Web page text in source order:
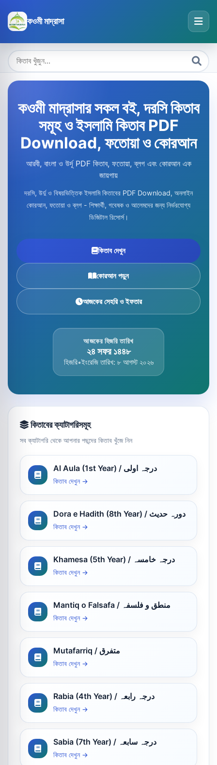
কওমী মাদ্রাসা
কওমী মাদ্রাসার সকল বই, দরসি কিতাব
সমূহ ও ইসলামি কিতাব PDF
Download, ফতোয়া ও কোরআন
আরবী, বাংলা ও উর্দূ PDF কিতাব, ফতোয়া, ব্লগ এবং কোরআন এক
জায়গায়
দরসি, উর্দু ও বিষয়ভিত্তিক ইসলামি কিতাবের PDF Download, অনলাইন
কোরআন, ফতোয়া ও ব্লগ - শিক্ষার্থী, গবেষক ও আলেমদের জন্য নির্ভরযোগ্য
ডিজিটাল রিসোর্স।
কিতাব দেখুন
কোরআন পড়ুন
আজকের সেহরি ও ইফতার
আজকের হিজরি তারিখ
২৪ সফর ১৪৪৮
হিজরি•ইংরেজি তারিখ: ৮ আগস্ট ২০২৬
কিতাবের ক্যাটাগরিসমূহ
সব ক্যাটাগরি থেকে আপনার পছন্দের কিতাব খুঁজে নিন
Al Aula (1st Year) / درجہ اولی
কিতাব দেখুন →
Dora e Hadith (8th Year) / دورہ حدیث
কিতাব দেখুন →
Khamesa (5th Year) / درجہ خامسہ
কিতাব দেখুন →
Mantiq o Falsafa / منطق و فلسفہ
কিতাব দেখুন →
Mutafarriq / متفرق
কিতাব দেখুন →
Rabia (4th Year) / درجہ رابعہ
কিতাব দেখুন →
Sabia (7th Year) / درجہ سابعہ
কিতাব দেখুন →